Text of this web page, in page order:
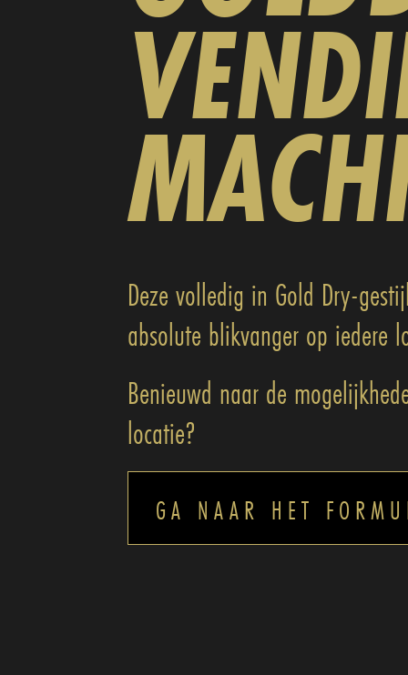
Deze volledig in Gold Dry-
absolute blikvanger op iedere
Benieuwd naar de
locatie?
GA NAAR HET